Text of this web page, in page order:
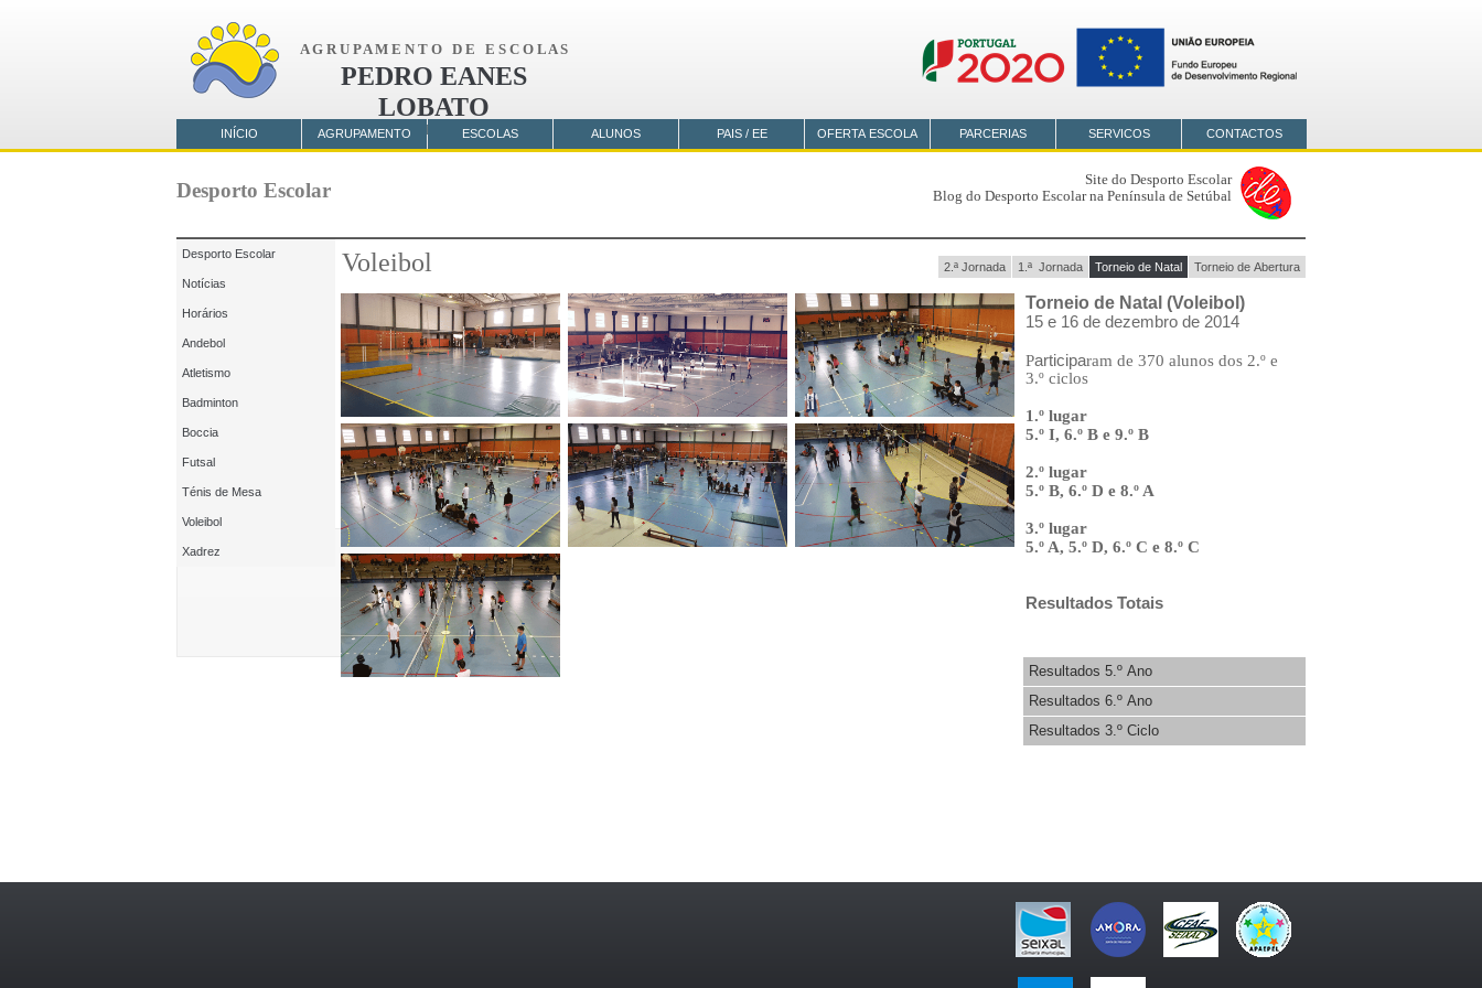
A G R U P A M E N T O D E E S C O L A S
PEDRO EANES
LOBATO
AMORA
2.ª Jornada 1.ª Jornada Torneio de Natal Torneio de Abertura
Torneio de Natal (Voleibol)
15 e 16 de dezembro de 2014
Participaram de 370 alunos dos 2.º e
3.º ciclos
1.º lugar
5.º I, 6.º B e 9.º B
2.º lugar
5.º B, 6.º D e 8.º A
3.º lugar
5.º A, 5.º D, 6.º C e 8.º C
Resultados Totais
Voleibol
Resultados 5.º Ano
Resultados 6.º Ano
Resultados 3.º Ciclo
Desporto Escolar
Notícias
Horários
Andebol
Atletismo
Badminton
Boccia
Futsal
Ténis de Mesa
Voleibol
Xadrez
Desporto Escolar
Site do Desporto Escolar
Blog do Desporto Escolar na Península de Setúbal
INÍCIO AGRUPAMENTO ESCOLAS ALUNOS PAIS / EE OFERTA ESCOLA PARCERIAS SERVICOS CONTACTOS